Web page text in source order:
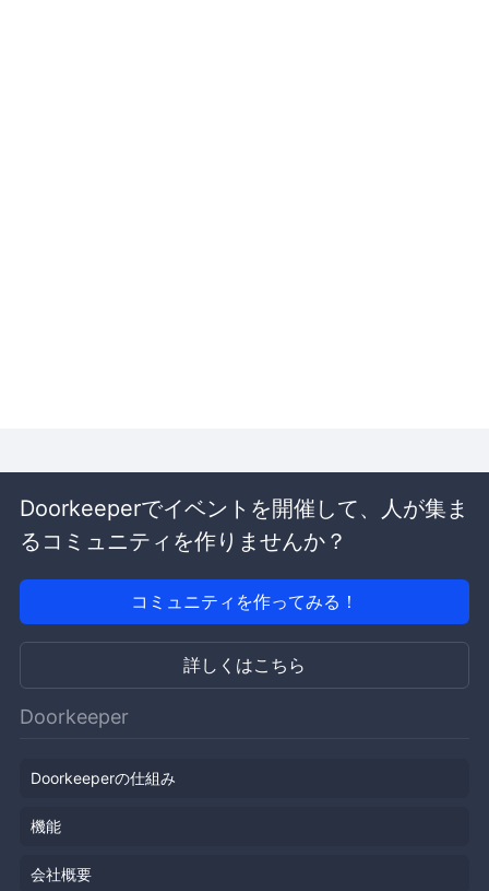
Doorkeeperでイベントを開催して、人が集ま
るコミュニティを作りませんか？
コミュニティを作ってみる！
詳しくはこちら
Doorkeeper
Doorkeeperの仕組み
機能
会社概要